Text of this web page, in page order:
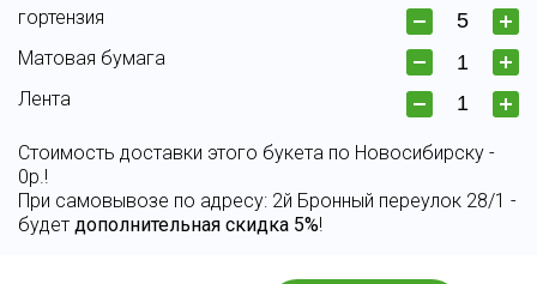
гортензия
Матовая бумага
Лента
Стоимость доставки этого букета по Новосибирску -
0р.!
При самовывозе по адресу: 2й Бронный переулок 28/1 -
будет дополнительная скидка 5%!